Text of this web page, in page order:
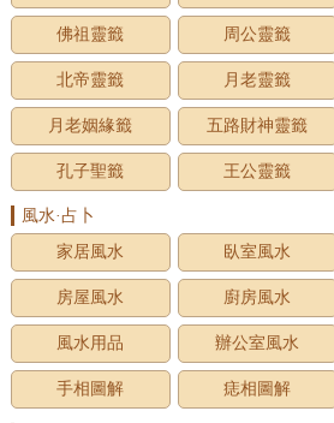
佛祖靈籤 周公靈籤
北帝靈籤 月老靈籤
月老姻緣籤 五路財神靈籤
孔子聖籤 王公靈籤
風水·占卜
家居風水
臥室風水
房屋風水 廚房風水
風水用品 辦公室風水
手相圖解 痣相圖解